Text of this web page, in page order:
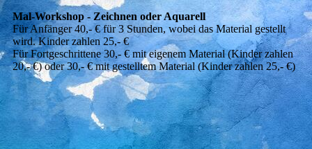
Mal-Workshop - Zeichnen oder Aquarell
Für Anfänger 40,- € für 3 Stunden, wobei das Material gestellt
wird. Kinder zahlen 25,- €
Für Fortgeschrittene 30,- € mit eigenem Material (Kinder zahlen
20,- €) oder 30,- € mit gestelltem Material (Kinder zahlen 25,- €)